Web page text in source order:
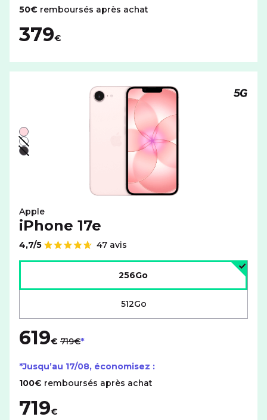
50€ remboursés après achat
379€
Liste de couleurs disponibles pour le APPLE iPhone 17e
Rose
Blanc - indisponible
Noir - indisponible
Apple
iPhone 17e
Note de
4,7/5
47 avis
256Go
512Go
619€ 719€
*Jusqu’au 17/08, économisez :
100€ remboursés après achat
719€